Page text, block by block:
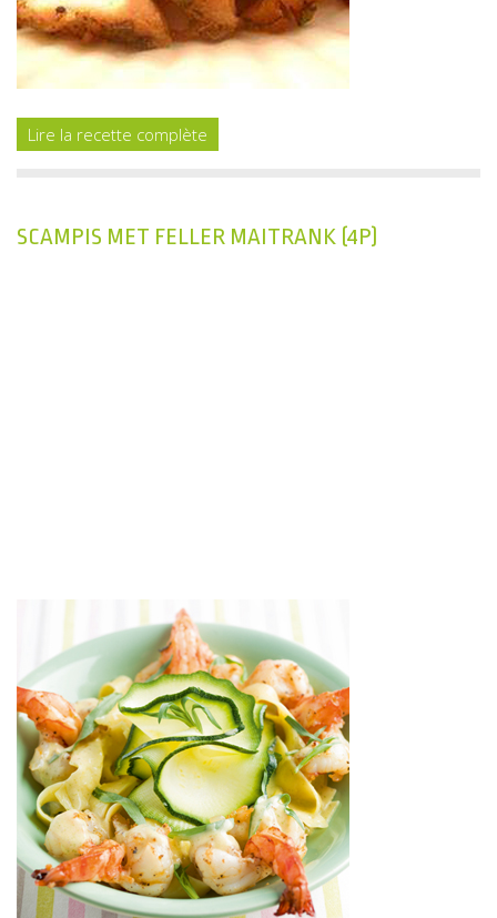
Lire la recette complète
SCAMPIS MET FELLER MAITRANK (4P)